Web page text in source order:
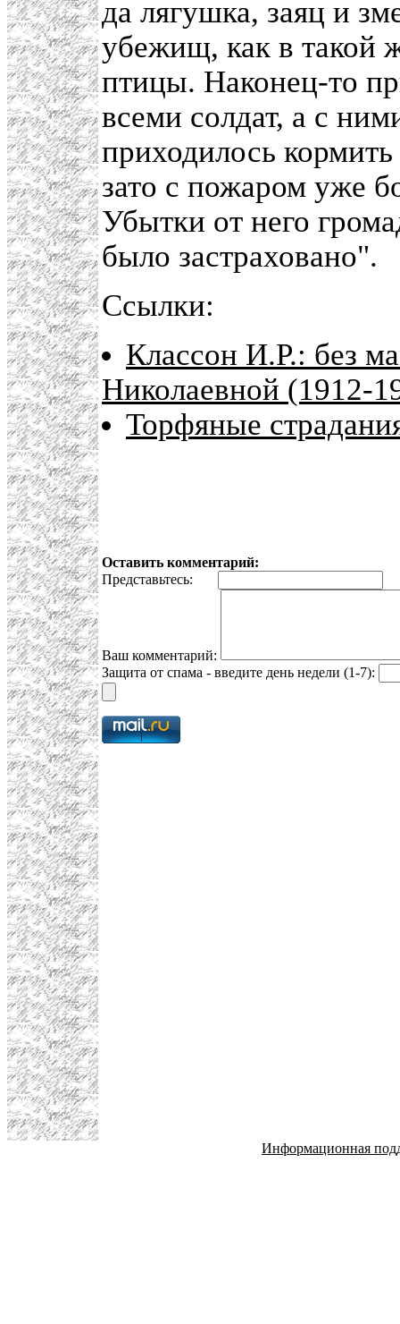
да лягушка, заяц и
убежищ, как в такой
птицы. Наконец-то
всеми солдат, а с
приходилось
зато с пожаром уже
Убытки от него
было застраховано".
Ссылки:
Классон И.Р.: без
Николаевной (1912-
Торфяные
Оставить комментарий:
Представьтесь:
Ваш комментарий:
Защита от спама - введите день недели (1-7):
Информационная